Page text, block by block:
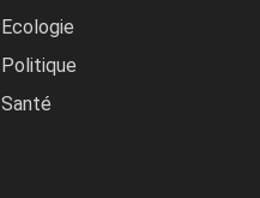
Ecologie
Politique
Santé